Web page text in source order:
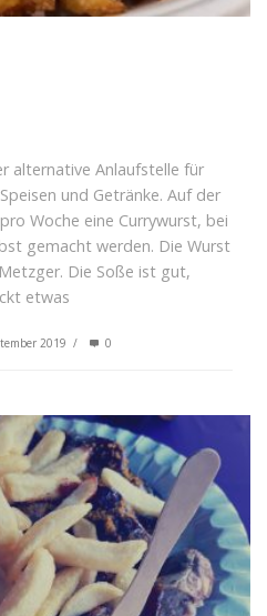
alternative Anlaufstelle für
und Getränke. Auf der
Woche eine Currywurst, bei
gemacht werden. Die Wurst
Die Soße ist gut,
etwas
2019 / 0